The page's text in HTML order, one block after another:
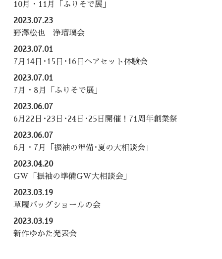
10月・11月「ふりそで展」
2023.07.23
野澤松也 浄瑠璃会
2023.07.01
7月14日･15日･16日ヘアセット体験会
2023.07.01
7月・8月「ふりそで展」
2023.06.07
6月22日･23日･24日･25日開催！71周年創業祭
2023.06.07
6月・7月「振袖の準備･夏の大相談会」
2023.04.20
GW「振袖の準備GW大相談会」
2023.03.19
草履バッグショールの会
2023.03.19
新作ゆかた発表会